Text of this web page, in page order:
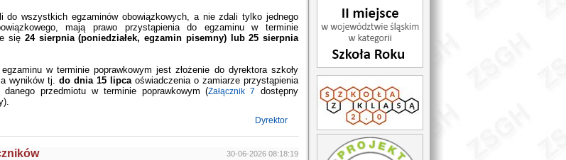
do wszystkich egzaminów obowiązkowych, a nie zdali tylko jednego
mają prawo przystąpienia do egzaminu w terminie
się 24 sierpnia (poniedziałek, egzamin pisemny) lub 25 sierpnia
w terminie poprawkowym jest złożenie do dyrektora szkoły
wyników tj. do dnia 15 lipcaoświadczenia o zamiarze przystąpienia
przedmiotu w terminie poprawkowym (Załącznik 7
dostępny
Dyrektor
30-06-2026 08:18:19